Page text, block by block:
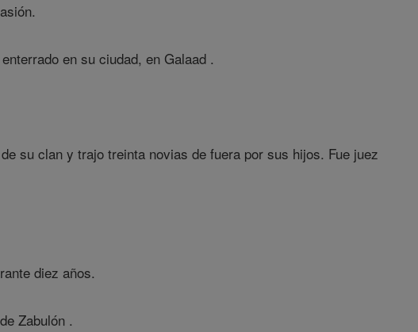
en su ciudad, en Galaad .
su clan y trajo treinta novias de fuera por sus hijos. Fue juez
diez años.
Zabulón .